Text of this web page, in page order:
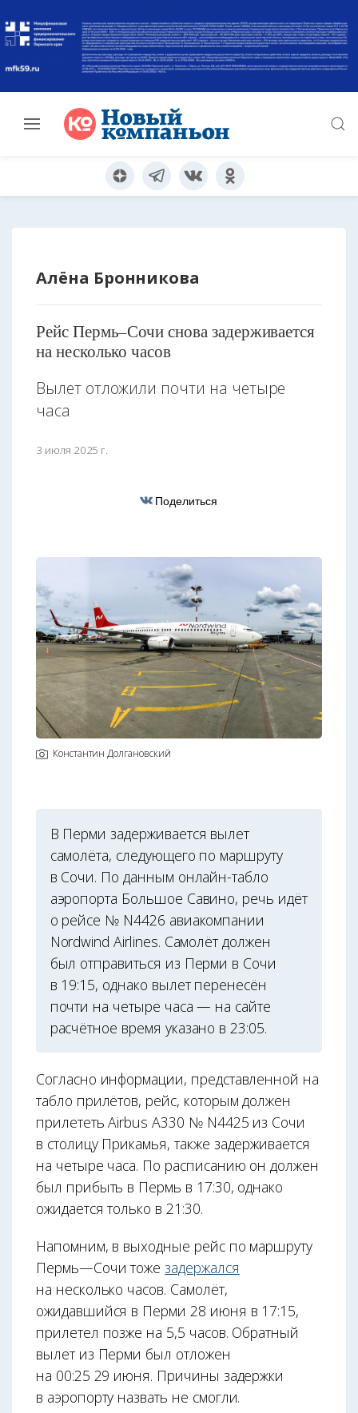
Алёна Бронникова
Рейс Пермь–Сочи снова задерживается
на несколько часов
Вылет отложили почти на четыре
часа
3 июля 2025 г.
Поделиться
Константин Долгановский
В Перми задерживается вылет
самолёта, следующего по маршруту
в Сочи. По данным онлайн-табло
аэропорта Большое Савино, речь идёт
о рейсе № N4426 авиакомпании
Nordwind Airlines. Самолёт должен
был отправиться из Перми в Сочи
в 19:15, однако вылет перенесён
почти на четыре часа — на сайте
расчётное время указано в 23:05.
Согласно информации, представленной на
табло прилётов, рейс, которым должен
прилететь Airbus A330 № N4425 из Сочи
в столицу Прикамья, также задерживается
на четыре часа. По расписанию он должен
был прибыть в Пермь в 17:30, однако
ожидается только в 21:30.
Напомним, в выходные рейс по маршруту
Пермь—Сочи тожезадержался
на несколько часов. Самолёт,
ожидавшийся в Перми 28 июня в 17:15,
прилетел позже на 5,5 часов. Обратный
вылет из Перми был отложен
на 00:25 29 июня. Причины задержки
в аэропорту назвать не смогли.